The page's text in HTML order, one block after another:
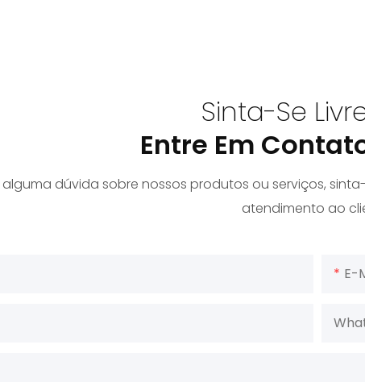
Sinta-Se
Entre Em
alguma dúvida sobre nossos produtos ou serviços,
atendimento ao
E-